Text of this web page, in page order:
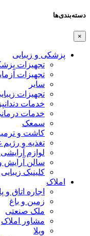
دسته‌بندی‌ها
×
پزشکی و زیبایی
تجهیزات
تجهیزات
سایر
تجهیزات
خدمات
خدمات
سمعک
کاشت و
تغذیه و رژیم
لوازم
سالن آرایش
کلینیک زیبایی
املاک
اجاره اتاق و
زمین و باغ
ملک صنعتی
مشاور املاک
ویلا